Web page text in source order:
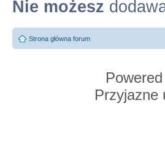
Nie możesz
Strona główna forum
Przyjazne